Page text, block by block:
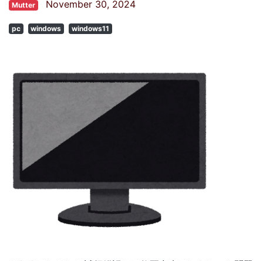
Mutter November 30, 2024
pc windows windows11